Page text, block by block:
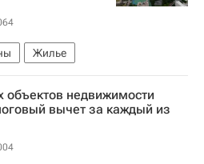
Жилье
объектов недвижимости
вычет за каждый из